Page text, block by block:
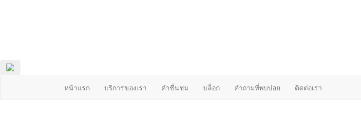
หน้าแรก บริการของเรา คำชื่นชม บล็อก คำถามที่พบบ่อย ติดต่อเรา